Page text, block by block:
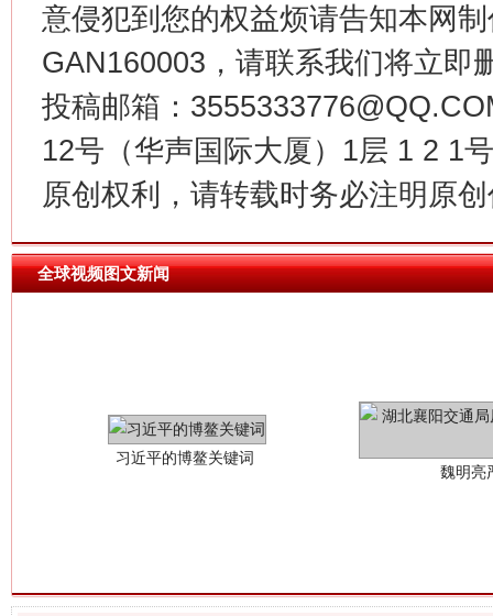
意侵犯到您的权益烦请告知本网
GAN160003，请联系我们将立即
投稿邮箱：
12号（华声国际大厦）1层 1 2 1
原创权利，请转载时务必注明原
全球视频图文新闻
在谋一域中谋全局
今